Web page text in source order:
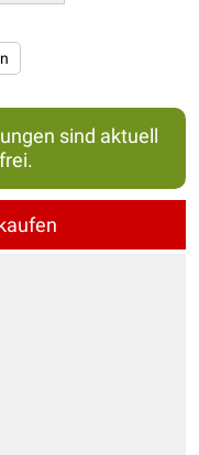
sind aktuell